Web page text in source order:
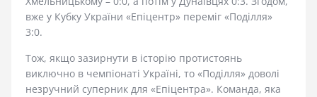
вже у Кубку України «Епіцентр» переміг «Поділля»
3:0.
Тож, якщо зазирнути в історію протистоянь
виключно в чемпіонаті Україні, то «Поділля» доволі
незручний суперник для «Епіцентра». Команда, яка